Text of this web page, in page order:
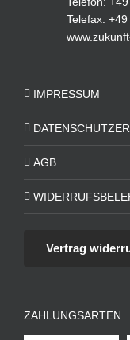
Telefax:
IMPRESSUM
AGB
Vertrag
ZAHLUNGSARTEN